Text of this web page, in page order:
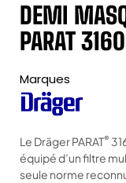
DEMI
PARAT 3160
Marques
Le Dräger PARAT®
équipé d’un filtre
seule norme